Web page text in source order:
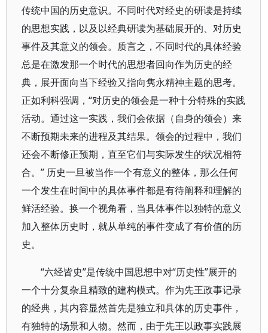
传统中国的历史意识。不同时代对经史的研读是持续
的思想实践，以及以经典研读为基础展开的、对历史
事件及其意义的领会。质言之，不同时代的具体经验
总是在激发那一个时代的思想者回向作为历史的经
典，展开面向当下经验又指向隽永精神主题的思考。
正如利科强调，“对历史的领会是一种十分特殊的实践
活动。通过这一实践，我们会依据（自身的领会）来
不断预期未来的进程及其结果。领会的过程中，我们
还会不断修正预期，直至它们与实际发生的状况相符
合。” 历史一旦被当作一个有意义的整体，那么任何
一个发生在时间中的具体事件都是有待阐释和理解的
鲜活经验。换一个视角看，当具体事件以独特的意义
加入整体历史时，就从单纯的事件变成了有价值的历
史。
“六经皆史”是传统中国思想中对“历史性”展开的
一个十分复杂且精致的建构模式。作为先王政事记录
的经典，其内容显然首先是独立和具体的历史事件，
有独特的场景和人物。然而，由于先王以政事实践展